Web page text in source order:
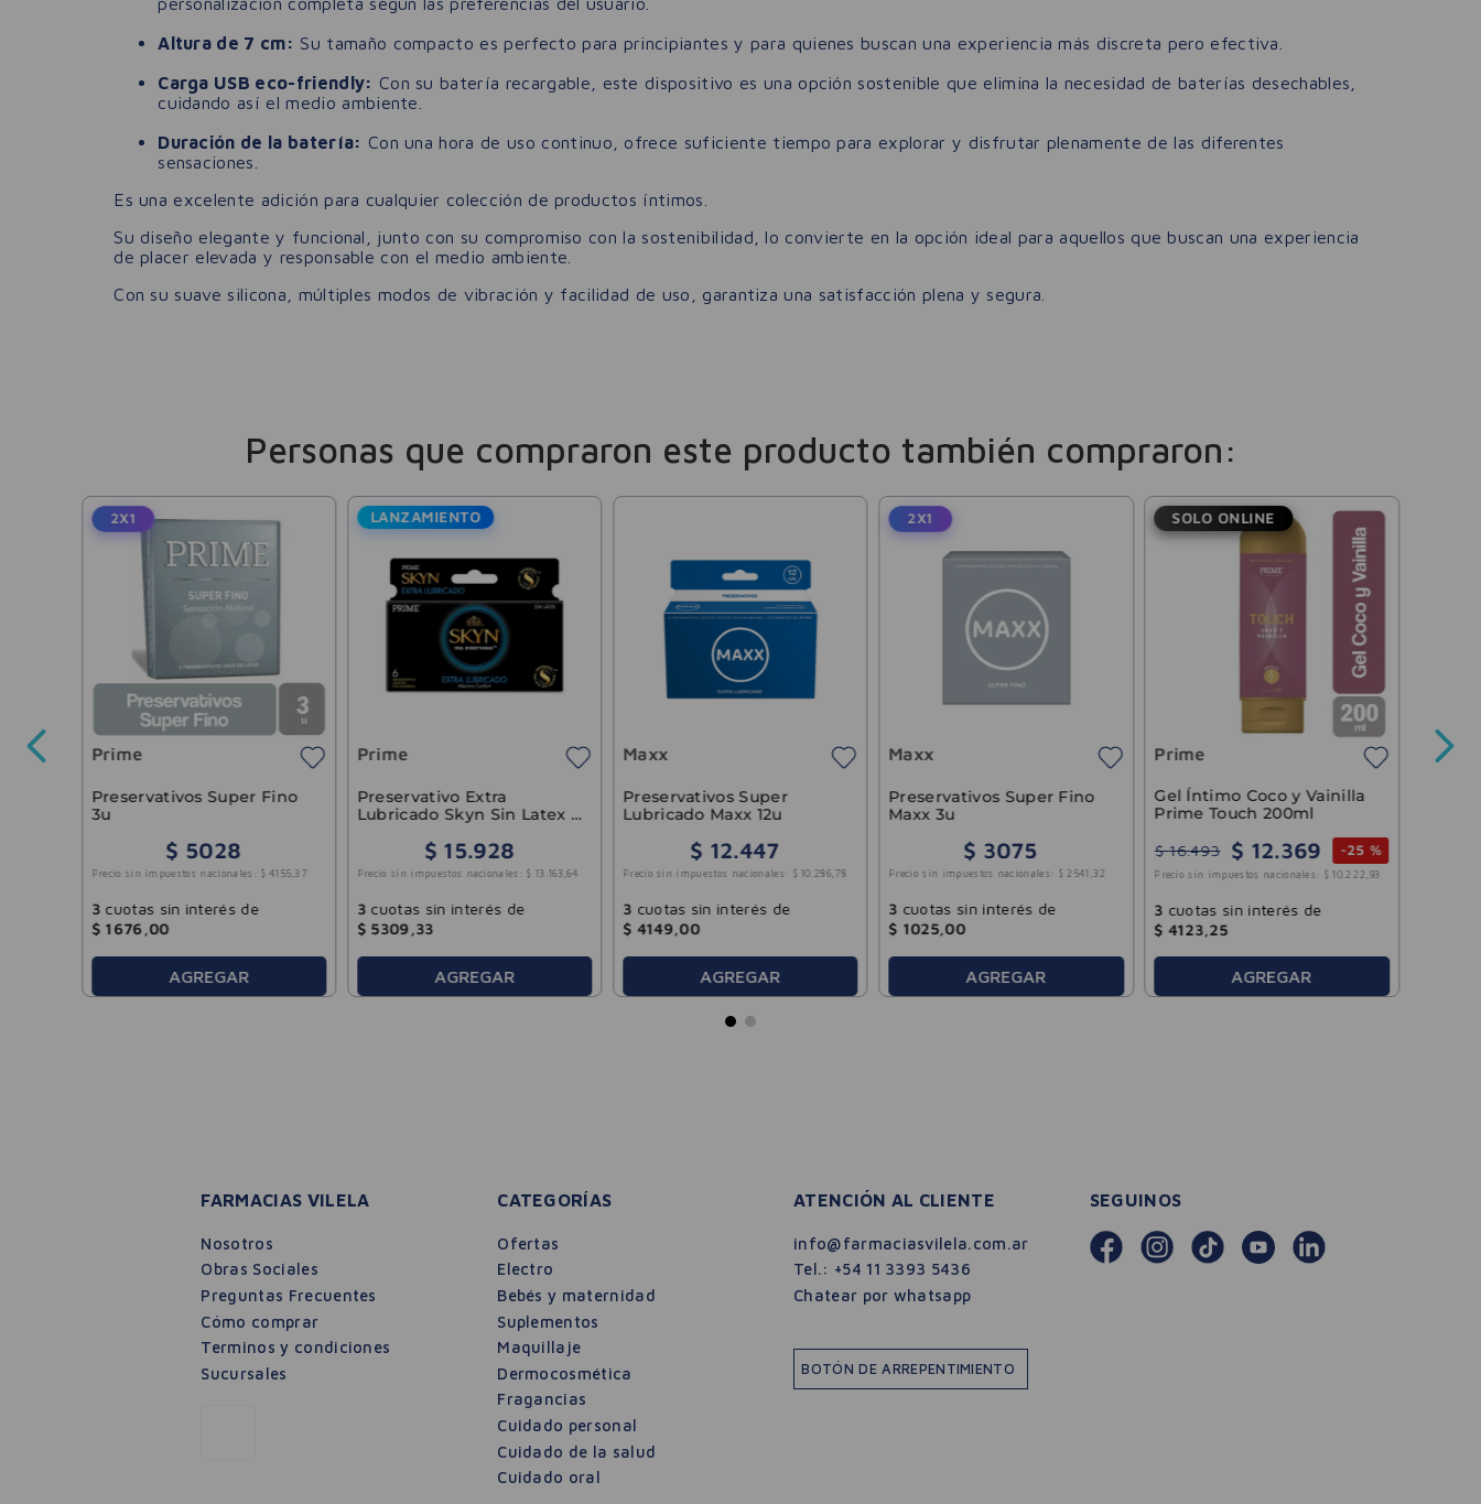
Altura de 7 cm: Su tamaño compacto es perfecto para principiantes y para quienes buscan una experiencia más discreta pero efectiva.
Carga USB eco-friendly: Con su batería recargable, este dispositivo es una opción sostenible que elimina la necesidad de baterías desechables,
cuidando así el medio ambiente.
Duración de la batería: Con una hora de uso continuo, ofrece suficiente tiempo para explorar y disfrutar plenamente de las diferentes
sensaciones.
Es una excelente adición para cualquier colección de productos íntimos.
Su diseño elegante y funcional, junto con su compromiso con la sostenibilidad, lo convierte en la opción ideal para aquellos que buscan una experiencia
de placer elevada y responsable con el medio ambiente.
Con su suave silicona, múltiples modos de vibración y facilidad de uso, garantiza una satisfacción plena y segura.
Personas que compraron este producto también compraron:
30 %
2X1
Prime
Preservativos Super Fino
3u
$ 5028
Precio sin impuestos nacionales: $ 4155, 37
3 cuotas sin interés de
$ 1676 ,00
AGREGAR
LANZAMIENTO
Prime
Preservativo Extra
Lubricado Skyn Sin Latex 6
$ 15.928
Precio sin impuestos nacionales: $ 13 .163 ,64
3 cuotas sin interés de
$ 5309 33
AGREGAR
Maxx
Preservativos Super
Lubricado Maxx 12u
$ 12.447
Precio sin impuestos nacionales: $ 10 .286, 78
3 cuotas sin interés de
$ 4149 ,00
AGREGAR
2X1
Maxx
Preservativos Super Fino
Maxx 3u
$ 3075
Precio sin impuestos nacionales: $ 2541 , 32
3 cuotas sin interés de
$ 1025,00
AGREGAR
SOLO ONLINE
Prime
Gel Íntimo Coco y Vainilla
Prime Touch 200ml
$ 16.493 $ 12.369 -25 %
Precio sin impuestos nacionales: $ 10 222 93
3 cuotas sin interés de
$ 4123 25
AGREGAR
FARMACIAS VILELA
Nosotros
Obras Sociales
Preguntas Frecuentes
Cómo comprar
Terminos y condiciones
Sucursales
CATEGORÍAS
Ofertas
Electro
Bebés y maternidad
Suplementos
Maquillaje
Dermocosmética
Fragancias
Cuidado personal
Cuidado de la salud
Cuidado oral
ATENCIÓN AL CLIENTE
info@farmaciasvilela.com.ar
Tel.: +54 11 3393 5436
Chatear por whatsapp
BOTÓN DE ARREPENTIMIENTO
SEGUINOS